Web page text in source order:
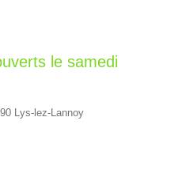
le samedi
Lys-lez-Lannoy